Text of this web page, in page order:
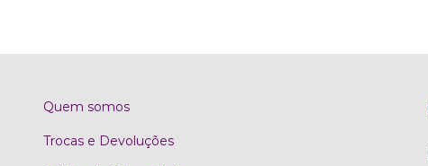
Quem somos
Trocas e Devoluções